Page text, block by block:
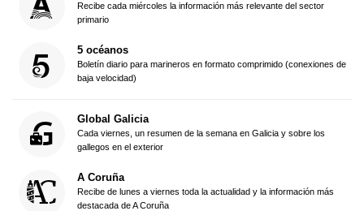
Recibe cada miércoles la información más relevante del sector
primario
5 océanos
Boletín diario para marineros en formato comprimido (conexiones de
baja velocidad)
Global Galicia
Cada viernes, un resumen de la semana en Galicia y sobre los
gallegos en el exterior
A Coruña
Recibe de lunes a viernes toda la actualidad y la información más
destacada de A Coruña